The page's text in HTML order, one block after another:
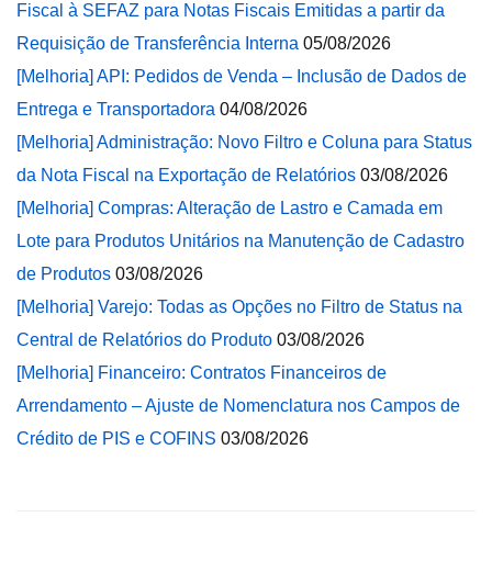
Fiscal à SEFAZ para Notas Fiscais Emitidas a partir da
Requisição de Transferência Interna 05/08/2026
[Melhoria] API: Pedidos de Venda – Inclusão de Dados de
Entrega e Transportadora 04/08/2026
[Melhoria] Administração: Novo Filtro e Coluna para Status
da Nota Fiscal na Exportação de Relatórios 03/08/2026
[Melhoria] Compras: Alteração de Lastro e Camada em
Lote para Produtos Unitários na Manutenção de Cadastro
de Produtos 03/08/2026
[Melhoria] Varejo: Todas as Opções no Filtro de Status na
Central de Relatórios do Produto 03/08/2026
[Melhoria] Financeiro: Contratos Financeiros de
Arrendamento – Ajuste de Nomenclatura nos Campos de
Crédito de PIS e COFINS 03/08/2026